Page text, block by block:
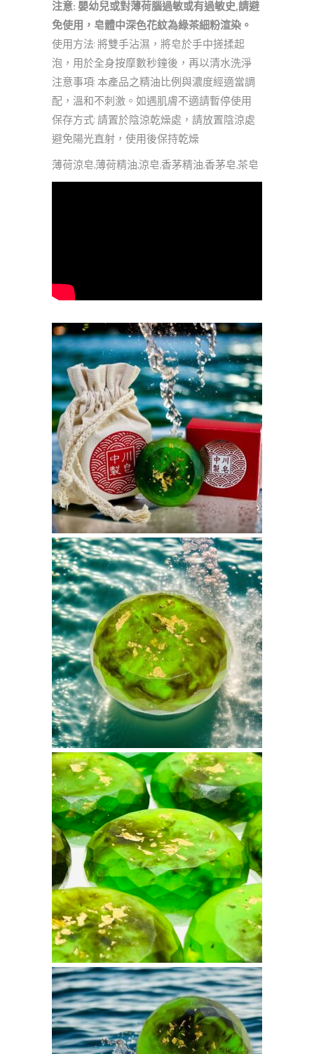
注意: 嬰幼兒或對薄荷腦過敏或有過敏史,請避
免使用，皂體中深色花紋為綠茶細粉渲染。
使用方法: 將雙手沾濕，將皂於手中搓揉起
泡，用於全身按摩數秒鐘後，再以清水洗淨
注意事項: 本產品之精油比例與濃度經適當調
配，溫和不刺激。如遇肌膚不適請暫停使用
保存方式: 請置於陰涼乾燥處，請放置陰涼處
避免陽光直射，使用後保持乾燥
薄荷涼皂,薄荷精油,涼皂,香茅精油,香茅皂,茶皂